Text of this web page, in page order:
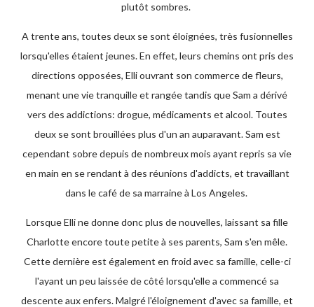
plutôt sombres.
A trente ans, toutes deux se sont éloignées, très fusionnelles
lorsqu'elles étaient jeunes. En effet, leurs chemins ont pris des
directions opposées, Elli ouvrant son commerce de fleurs,
menant une vie tranquille et rangée tandis que Sam a dérivé
vers des addictions: drogue, médicaments et alcool. Toutes
deux se sont brouillées plus d'un an auparavant. Sam est
cependant sobre depuis de nombreux mois ayant repris sa vie
en main en se rendant à des réunions d'addicts, et travaillant
dans le café de sa marraine à Los Angeles.
Lorsque Elli ne donne donc plus de nouvelles, laissant sa fille
Charlotte encore toute petite à ses parents, Sam s'en mêle.
Cette dernière est également en froid avec sa famille, celle-ci
l'ayant un peu laissée de côté lorsqu'elle a commencé sa
descente aux enfers. Malgré l'éloignement d'avec sa famille, et